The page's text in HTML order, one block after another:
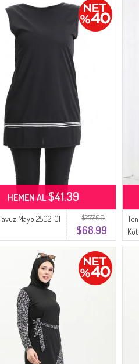
$257.00
$68.99
Mayo 2502-01
HEMEN AL$41.39